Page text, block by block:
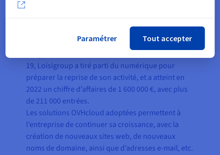
19, Loisigroup a tiré parti du numérique pour
préparer la reprise de son activité, et a atteint en
2022 un chiffre d’affaires de 1 600 000 €, avec plus
de 211 000 entrées.
Les solutions OVHcloud adoptées permettent à
l’entreprise de continuer sa croissance, avec la
création de nouveaux sites web, de nouveaux
noms de domaine, ainsi que d’adresses e-mail, etc.
Paramétrer Tout accepter